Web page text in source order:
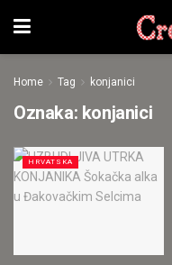
Home Tag konjanici
Oznaka: konjanici
HRVATSKA